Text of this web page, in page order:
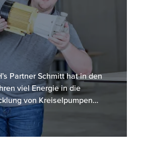
Partner Schmitt hat in den
viel Energie in die
von Kreiselpumpen